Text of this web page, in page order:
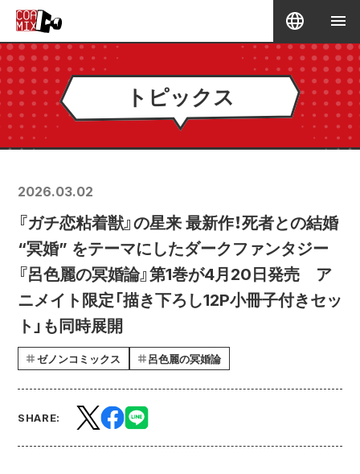
トピックス
2026.03.02
『ガチ恋粘着獣』の星来 最新作！死者との結婚
“冥婚” をテーマにしたダークファンタジー
『呂色麗の冥婚論』第1巻が4月20日発売 ア
ニメイト限定「描き下ろし12P小冊子付きセッ
ト」も同時展開
ゼノンコミックス 呂色麗の冥婚論
SHARE: